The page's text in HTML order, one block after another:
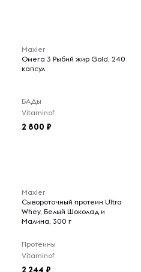
Maxler
Омега 3 Рыбий жир Gold, 240
капсул
БАДы
Vitaminof
2 800
Maxler
Сывороточный протеин Ultra
Whey, Белый Шоколад и
Малина, 300 г
Протеины
Vitaminof
2 244